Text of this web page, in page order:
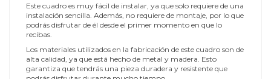
Este cuadro es muy fácil de instalar, ya que solo requiere de una
instalación sencilla. Además, no requiere de montaje, por lo que
podrás disfrutar de él desde el primer momento en que lo
recibas.
Los materiales utilizados en la fabricación de este cuadro son de
alta calidad, ya que está hecho de metal y madera. Esto
garantiza que tendrás una pieza duradera y resistente que